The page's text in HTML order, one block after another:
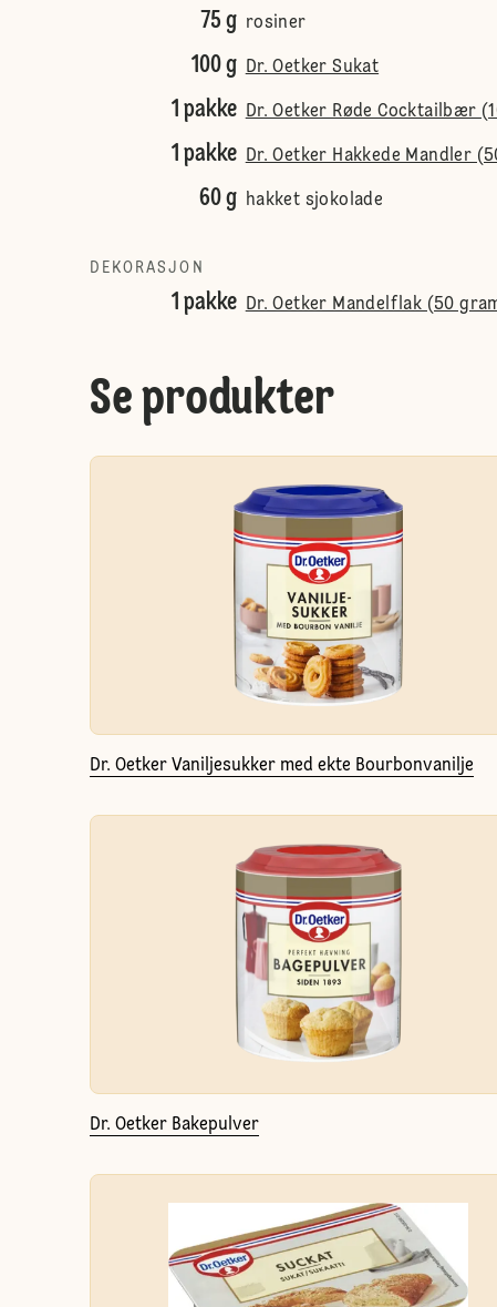
75 g rosiner
100 g Dr. Oetker Sukat
1 pakke Dr. Oetker Røde Cocktailbær
1 pakke Dr. Oetker Hakkede Mandler
60 g hakket sjokolade
DEKORASJON
1 pakke Dr. Oetker Mandelflak (50
Se produkter
Dr. Oetker Vaniljesukker med ekte Bourbonvanilje
Dr. Oetker Bakepulver